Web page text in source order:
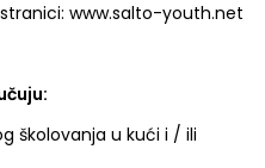
www.salto-youth.net
školovanja u kući i / ili